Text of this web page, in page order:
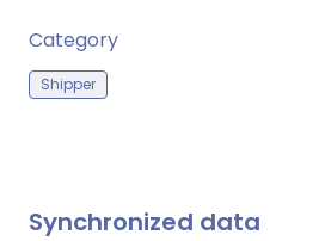
Category
Shipper
Synchronized data